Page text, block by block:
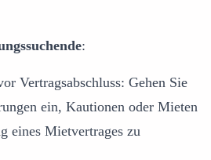
:
Vertragsabschluss: Gehen Sie
ein, Kautionen oder Mieten
eines Mietvertrages zu